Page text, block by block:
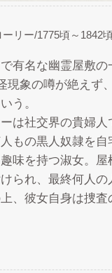
ーリー/1775頃～1842頃
有名な幽霊屋敷の
現象の噂が絶えず
う。
は社交界の貴婦人
もの黒人奴隷を自
味を持つ淑女。屋
られ、最終何人の
、彼女自身は捜査